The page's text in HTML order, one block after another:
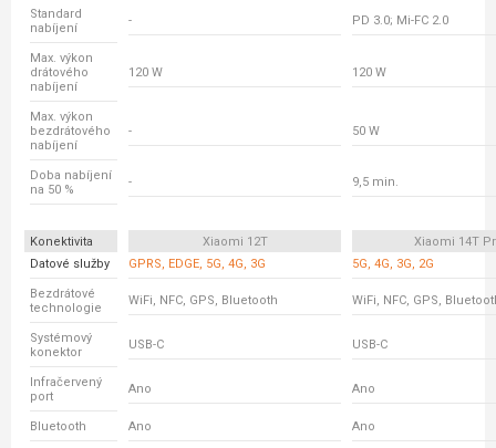
Standard
nabíjení
- PD 3.0; Mi-FC 2.0
Max. výkon
drátového
nabíjení
120 W 120 W
Max. výkon
bezdrátového
nabíjení
- 50 W
Doba nabíjení
na 50 %
- 9,5 min.
Konektivita Xiaomi 12T
Xiaomi 14T
Datové služby
GPRS, EDGE, 5G, 4G, 3G 5G, 4G, 3G, 2G
Bezdrátové
technologie
WiFi, NFC, GPS, Bluetooth WiFi, NFC, GPS,
Systémový
konektor
USB-C USB-C
Infračervený
port
Ano Ano
Bluetooth Ano Ano